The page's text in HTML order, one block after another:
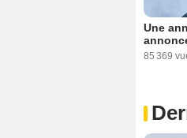
Une
85 369